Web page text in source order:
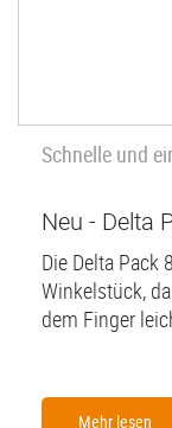
Schnelle und
Neu - Delta
Die Delta Pack
Winkelstück,
dem Finger
Mehr lesen